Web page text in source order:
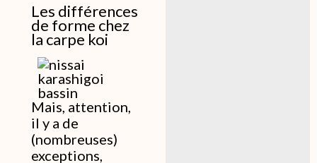
Les différences
de forme chez
la carpe koi
Mais, attention,
il y a de
(nombreuses)
exceptions,